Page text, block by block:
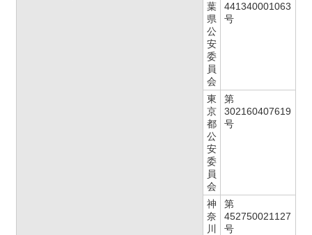
葉
県
公
安
委
員
会
441340001063
号
東
京
都
公
安
委
員
会
第
302160407619
号
神
奈
川
第
452750021127
号